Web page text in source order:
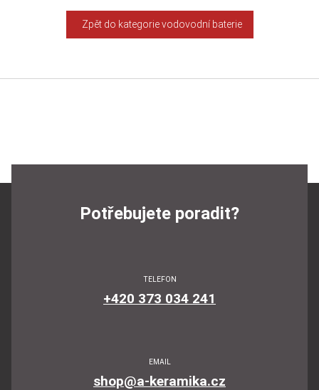
Zpět do kategorie vodovodní baterie
Potřebujete poradit?
TELEFON
+420 373 034 241
EMAIL
shop@a-keramika.cz